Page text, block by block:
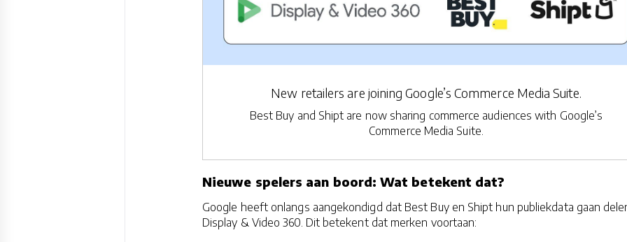
New retailers are joining Google’s Commerce Media Suite.
Best Buy and Shipt are now sharing commerce audiences with Google’s
Commerce Media Suite.
Nieuwe spelers aan boord: Wat betekent dat?
Google heeft onlangs aangekondigd dat Best Buy en Shipt hun publiekdata gaan
Display & Video 360. Dit betekent dat merken voortaan: